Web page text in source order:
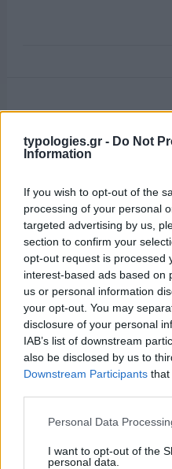
typologies.gr - Do Not
Information
If you wish to opt-out of the
processing of your personal
targeted advertising by us,
section to confirm your
opt-out request is processed
interest-based ads based on
us or personal information
your opt-out. You may
disclosure of your personal
IAB’s list of downstream
also be disclosed by us to
Downstream Participants that
Please note that this
not limited to your visit or
Personal Data
I want to opt-out of the
personal data.